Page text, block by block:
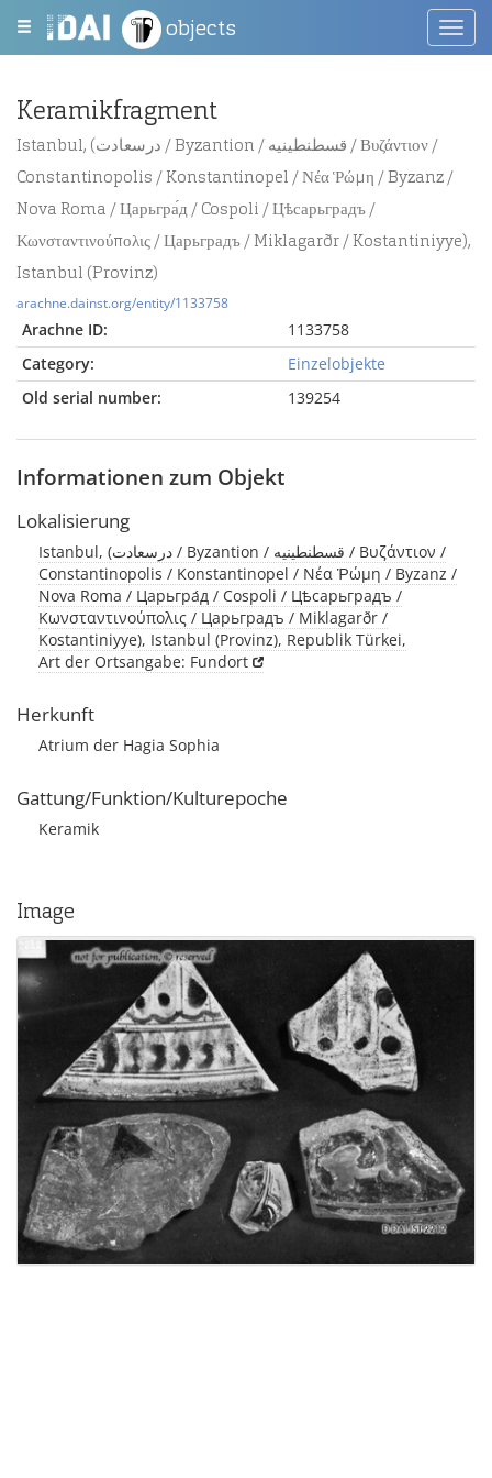
objects
Keramikfragment
Istanbul, (درسعادت / Byzantion / قسطنطينيه / Βυζάντιον /
Constantinopolis / Konstantinopel / Νέα Ῥώμη / Byzanz /
Nova Roma / Царьгра́д / Cospoli / Цѣсарьградъ /
Κωνσταντινούπολις / Царьградъ / Miklagarðr / Kostantiniyye),
Istanbul (Provinz)
arachne.dainst.org/entity/1133758
Arachne ID:
1133758
Category:
Einzelobjekte
Old serial number:
139254
Informationen zum Objekt
Lokalisierung
Istanbul, (درسعادت / Byzantion / قسطنطينيه / Βυζάντιον /
Constantinopolis / Konstantinopel / Νέα Ῥώμη / Byzanz /
Nova Roma / Царьгра́д / Cospoli / Цѣсарьградъ /
Κωνσταντινούπολις / Царьградъ / Miklagarðr /
Kostantiniyye), Istanbul (Provinz), Republik Türkei,
Art der Ortsangabe: Fundort
Herkunft
Atrium der Hagia Sophia
Gattung/Funktion/Kulturepoche
Keramik
Image